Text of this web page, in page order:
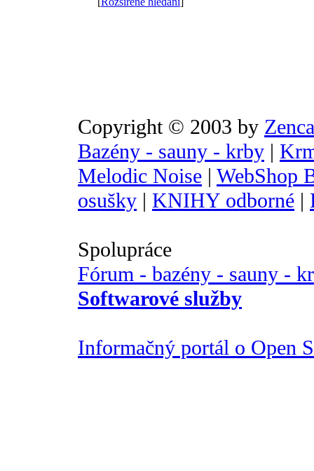
Copyright © 2003 by
Bazény - sauny - krby |
Melodic Noise | WebShop
osušky | KNIHY odborné |
Spolupráce
Fórum - bazény - sauny -
Softwarové služby
Informačný portál o Open